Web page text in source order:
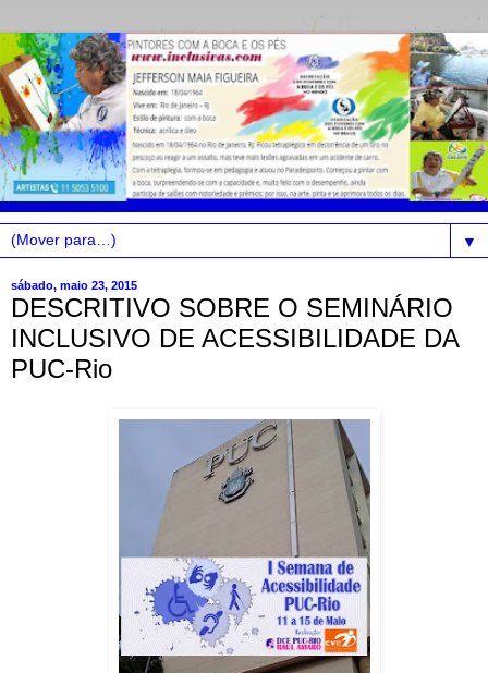
▼
sábado, maio 23, 2015
DESCRITIVO SOBRE O SEMINÁRIO
INCLUSIVO DE ACESSIBILIDADE DA
PUC-Rio